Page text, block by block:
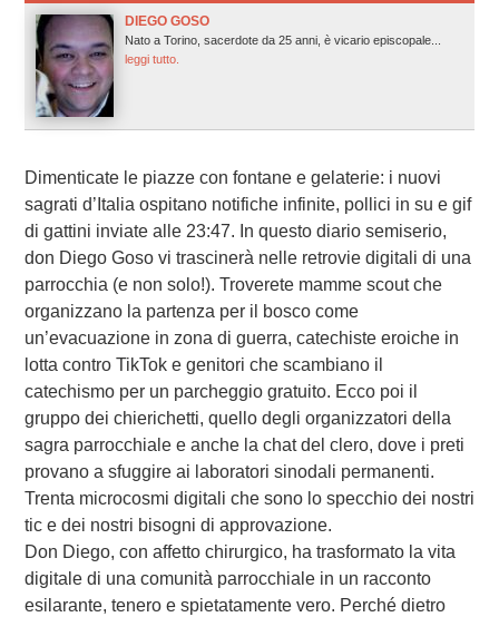
DIEGO GOSO
Nato a Torino, sacerdote da 25 anni, è vicario episcopale...
leggi tutto.
Dimenticate le piazze con fontane e gelaterie: i nuovi
sagrati d’Italia ospitano notifiche infinite, pollici in su e gif
di gattini inviate alle 23:47. In questo diario semiserio,
don Diego Goso vi trascinerà nelle retrovie digitali di una
parrocchia (e non solo!). Troverete mamme scout che
organizzano la partenza per il bosco come
un’evacuazione in zona di guerra, catechiste eroiche in
lotta contro TikTok e genitori che scambiano il
catechismo per un parcheggio gratuito. Ecco poi il
gruppo dei chierichetti, quello degli organizzatori della
sagra parrocchiale e anche la chat del clero, dove i preti
provano a sfuggire ai laboratori sinodali permanenti.
Trenta microcosmi digitali che sono lo specchio dei nostri
tic e dei nostri bisogni di approvazione.
Don Diego, con affetto chirurgico, ha trasformato la vita
digitale di una comunità parrocchiale in un racconto
esilarante, tenero e spietatamente vero. Perché dietro